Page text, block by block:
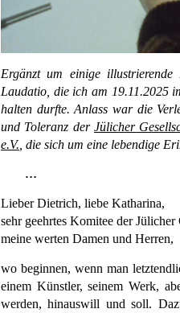
Ergänzt um einige
Laudatio, die ich am 19.11.2025
halten durfte. Anlass war die
und Toleranz derJülicher
e.V. , die sich um eine lebendige
…
Lieber Dietrich, liebe Katharina,
sehr geehrtes Komitee der Jülicher
meine werten Damen und Herren,
wo beginnen, wenn man
einem Künstler, seinem Werk,
werden, hinauswill und soll.